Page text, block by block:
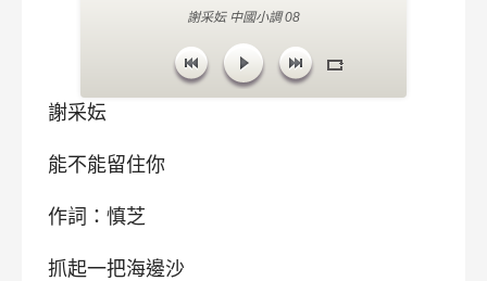
謝采妘 中國小調 08
謝采妘
能不能留住你
作詞：慎芝
抓起一把海邊沙